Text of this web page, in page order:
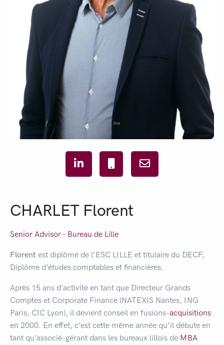
CHARLET Florent
Senior Advisor - Bureau de Lille
Florent est diplômé de l’ESC LILLE et titulaire du DECF,
Diplôme d’études comptables et financières.
Après 15 ans d’activité en tant que Directeur Grands
Comptes et Corporate Finance (NATEXIS Nantes, ING
Paris, CIC Lyon), il devient conseil en fusions-acquisitions
en 2000. En effet, c’est cette même année qu’il débute en
tant qu’associé-gérant dans les bureaux lillois de MBA